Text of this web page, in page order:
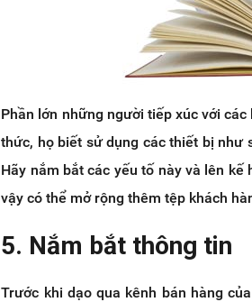
Phần lớn những người tiếp xúc với
thức, họ biết sử dụng các thiết bị như
Hãy nắm bắt các yếu tố này và lên
vậy có thể mở rộng thêm tệp khách
5. Nắm bắt thông tin
Trước khi dạo qua kênh bán hàng